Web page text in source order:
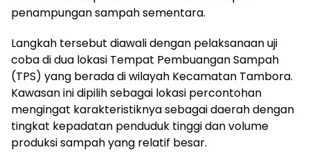
penampungan sampah sementara.
Langkah tersebut diawali dengan pelaksanaan uji
coba di dua lokasi Tempat Pembuangan Sampah
(TPS) yang berada di wilayah Kecamatan Tambora.
Kawasan ini dipilih sebagai lokasi percontohan
mengingat karakteristiknya sebagai daerah dengan
tingkat kepadatan penduduk tinggi dan volume
produksi sampah yang relatif besar.